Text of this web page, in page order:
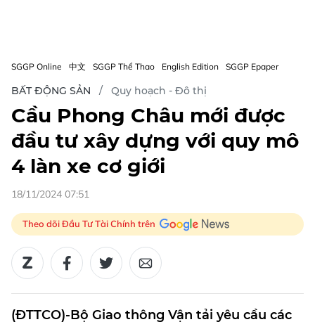
SGGP Online 中文 SGGP Thể Thao English Edition SGGP Epaper
BẤT ĐỘNG SẢN Quy hoạch - Đô thị
Cầu Phong Châu mới được
đầu tư xây dựng với quy mô
4 làn xe cơ giới
18/11/2024 07:51
Theo dõi Đầu Tư Tài Chính trên
(ĐTTCO)-Bộ Giao thông Vận tải yêu cầu các